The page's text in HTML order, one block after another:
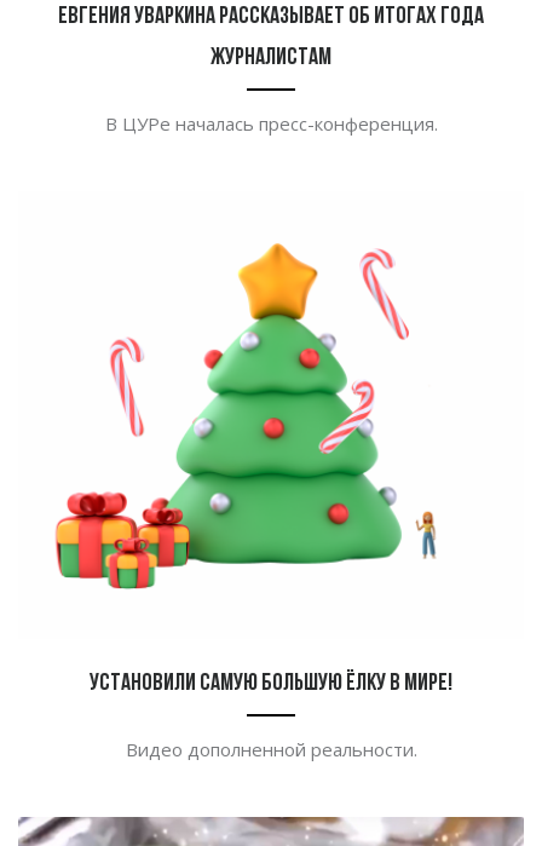
Евгения Уваркина рассказывает об итогах года
журналистам
В ЦУРе началась пресс-конференция.
Установили самую большую ёлку в мире!
Видео дополненной реальности.